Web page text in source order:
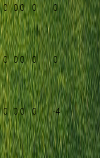
0 0:0 0 0
0 0:0 0 0
0 0:0 0 -4